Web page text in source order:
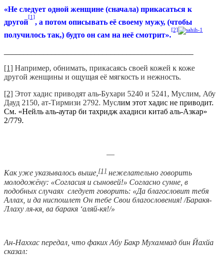
«Не следует одной женщине (сначала) прикасаться к
другой
[1]
, а потом описывать её своему мужу, (чтобы
получилось так,) будто он сам на неё смотрит».
[2]
[1] Например, обнимать, прикасаясь своей кожей к коже
другой женщины и ощущая её мягкость и нежность.
[2] Этот хадис приводят аль-Бухари 5240 и 5241, Муслим, Абу
Дауд 2150, ат-Тирмизи 2792. Муслим этот хадис не приводит.
См. «Нейль аль-аутар би тахридж ахадиси китаб аль-Азкар»
2/779.
—
Как уже указывалось выше,[1] нежелательно говорить
молодожёну: «Согласия и сыновей!» Согласно сунне, в
подобных случаях следует говорить: «Да благословит тебя
Аллах, и да ниспошлет Он тебе Свои благословения! /Баракя-
Ллаху ля-кя, ва баракя ‘аляй-кя!/»
Ан-Наххас передал, что факих Абу Бакр Мухаммад бин Йахйа
сказал: